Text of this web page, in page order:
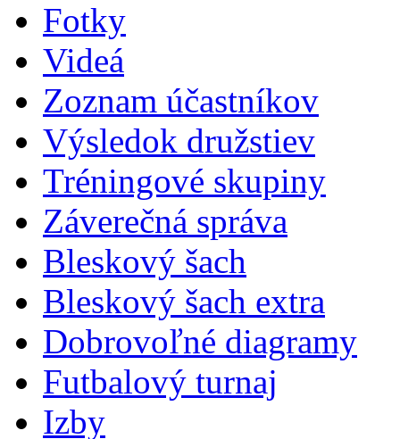
Fotky
Videá
Zoznam účastníkov
Výsledok družstiev
Tréningové skupiny
Záverečná správa
Bleskový šach
Bleskový šach extra
Dobrovoľné diagramy
Futbalový turnaj
Izby